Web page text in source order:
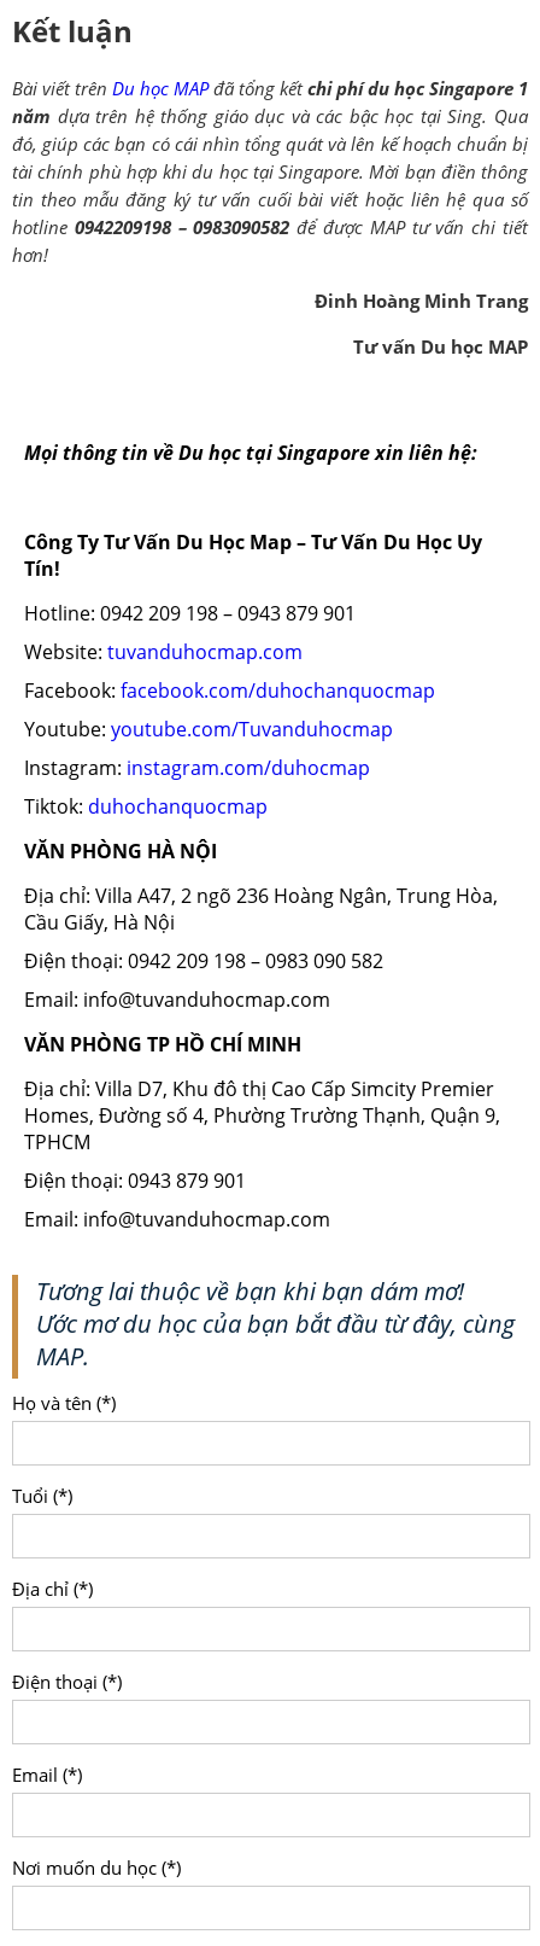
Kết luận
Bài viết trên Du học MAPđã tổng kếtchi phí du học Singapore 1
năm dựa trên hệ thống giáo dục và các bậc học tại Sing. Qua
đó, giúp các bạn có cái nhìn tổng quát và lên kế hoạch chuẩn bị
tài chính phù hợp khi du học tại Singapore. Mời bạn điền thông
tin theo mẫu đăng ký tư vấn cuối bài viết hoặc liên hệ qua số
hotline 0942209198 – 0983090582 để được MAP tư vấn chi tiết
hơn!
Đinh Hoàng Minh Trang
Tư vấn Du học MAP
Mọi thông tin về Du học tại Singapore xin liên hệ:
Công Ty Tư Vấn Du Học Map – Tư Vấn Du Học Uy
Tín!
Hotline: 0942 209 198 – 0943 879 901
Website: tuvanduhocmap.com
Facebook: facebook.com/duhochanquocmap
Youtube: youtube.com/Tuvanduhocmap
Instagram: instagram.com/duhocmap
Tiktok: duhochanquocmap
VĂN PHÒNG HÀ NỘI
Địa chỉ: Villa A47, 2 ngõ 236 Hoàng Ngân, Trung Hòa,
Cầu Giấy, Hà Nội
Điện thoại: 0942 209 198 – 0983 090 582
Email: info@tuvanduhocmap.com
VĂN PHÒNG TP HỒ CHÍ MINH
Địa chỉ: Villa D7, Khu đô thị Cao Cấp Simcity Premier
Homes, Đường số 4, Phường Trường Thạnh, Quận 9,
TPHCM
Điện thoại: 0943 879 901
Email: info@tuvanduhocmap.com
Tương lai thuộc về bạn khi bạn dám mơ!
Ước mơ du học của bạn bắt đầu từ đây, cùng
MAP.
Họ và tên (*)
Tuổi (*)
Địa chỉ (*)
Điện thoại (*)
Email (*)
Nơi muốn du học (*)